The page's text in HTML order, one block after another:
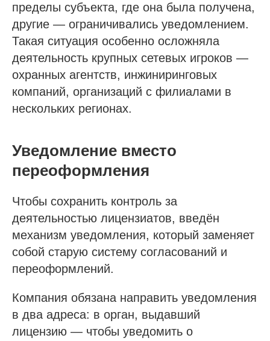
пределы субъекта, где она была получена,
другие — ограничивались уведомлением.
Такая ситуация особенно осложняла
деятельность крупных сетевых игроков —
охранных агентств, инжиниринговых
компаний, организаций с филиалами в
нескольких регионах.
Уведомление вместо
переоформления
Чтобы сохранить контроль за
деятельностью лицензиатов, введён
механизм уведомления, который заменяет
собой старую систему согласований и
переоформлений.
Компания обязана направить уведомления
в два адреса: в орган, выдавший
лицензию — чтобы уведомить о